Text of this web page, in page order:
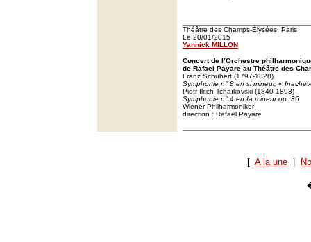
Théâtre des Champs-Élysées, Paris
Le 20/01/2015
Yannick MILLON
Concert de l’Orchestre
de Rafael Payare au Théâtre des
Franz Schubert (1797-1828)
Symphonie n° 8 en si mineur, «
Piotr Ilitch Tchaïkovski (1840-1893)
Symphonie n° 4 en fa mineur op. 36
Wiener Philharmoniker
direction : Rafael Payare
[ A la une|